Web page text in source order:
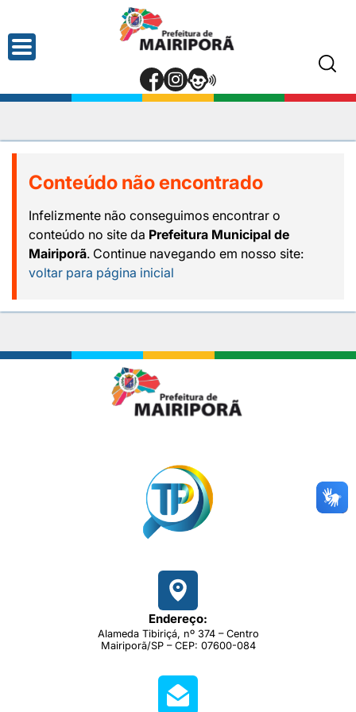
Conteúdo não encontrado
Infelizmente não conseguimos encontrar o
conteúdo no site da Prefeitura Municipal de
Mairiporã. Continue navegando em nosso site:
voltar para página inicial
Endereço:
Alameda Tibiriçá, nº 374 – Centro
Mairiporã/SP – CEP: 07600-084